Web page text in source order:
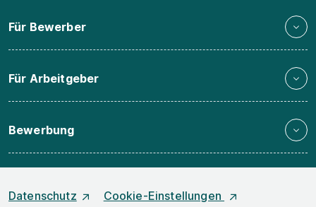
Für Bewerber
Für Arbeitgeber
Bewerbung
Datenschutz Cookie-Einstellungen